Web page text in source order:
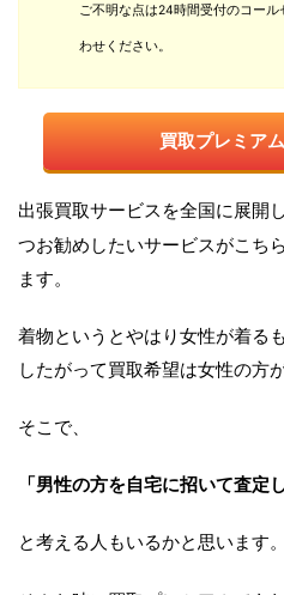
ご不明な点は24時間受付のコー
わせください。
買取プレミア
出張買取サービスを全国に展開
つお勧めしたいサービスがこち
ます。
着物というとやはり女性が着る
したがって買取希望は女性の方
そこで、
「男性の方を自宅に招いて査定
と考える人もいるかと思います。